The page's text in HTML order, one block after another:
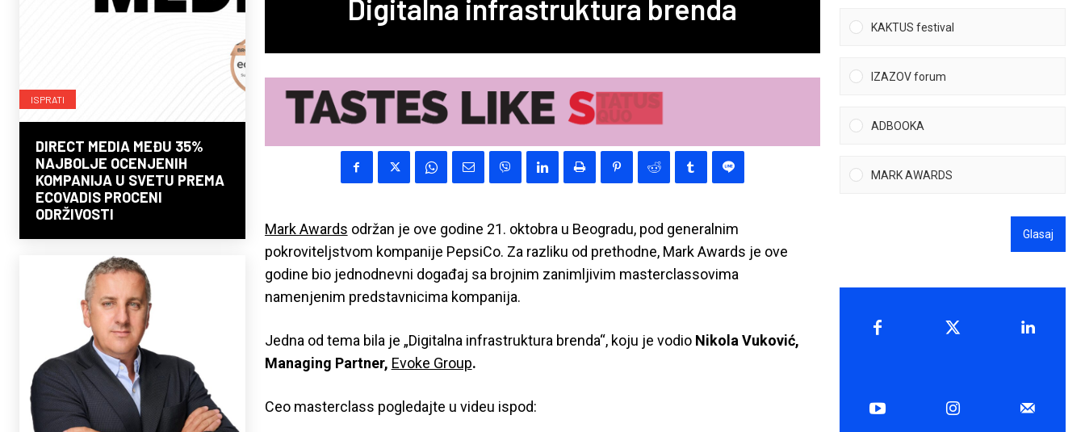
ISPRATI
DIRECT MEDIA MEĐU 35%
NAJBOLJE OCENJENIH
KOMPANIJA U SVETU PREMA
ECOVADIS PROCENI
ODRŽIVOSTI
Digitalna infrastruktura brenda
Mark Awards održan je ove godine 21. oktobra u Beogradu, pod generalnim
pokroviteljstvom kompanije PepsiCo. Za razliku od prethodne, Mark Awards je ove
godine bio jednodnevni događaj sa brojnim zanimljivim masterclassovima
namenjenim predstavnicima kompanija.
Jedna od tema bila je „Digitalna infrastruktura brenda“, koju je vodio Nikola Vuković,
Managing Partner, Evoke Group.
Ceo masterclass pogledajte u videu ispod:
KAKTUS festival
IZAZOV forum
ADBOOKA
MARK AWARDS
Glasaj